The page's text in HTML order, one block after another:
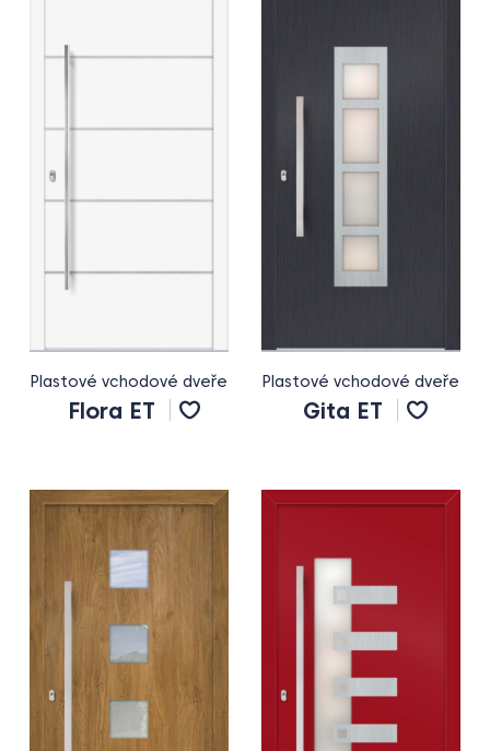
Plastové vchodové dveře
Flora ET
Plastové vchodové dveře
Gita ET